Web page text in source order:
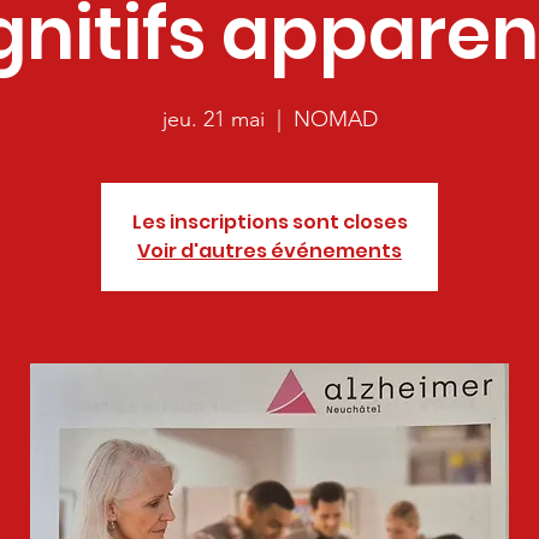
jeu. 21 mai NOMAD
Les inscriptions sont closes
Voir d'autres événements